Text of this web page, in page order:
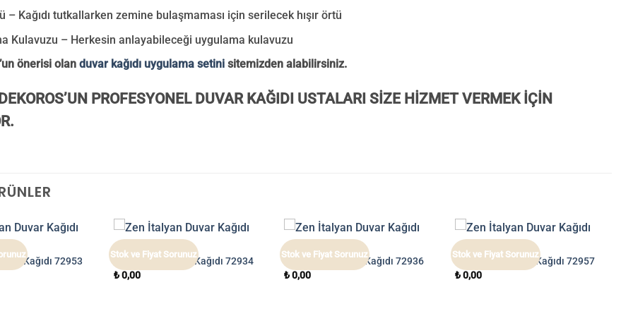
– Kağıdı tutkallarken zemine bulaşmaması için serilecek hışır örtü
Kulavuzu – Herkesin anlayabileceği uygulama kulavuzu
önerisi olan duvar kağıdı uygulama setinisitemizden alabilirsiniz.
PROFESYONEL DUVAR KAĞIDI USTALARI SİZE HİZMET VERMEK İÇİN
Kağıdı 72953
Stok ve Fiyat Sorunuz
ZEN
Zen İtalyan Duvar Kağıdı 72934
₺0,00
Stok ve Fiyat Sorunuz
ZEN
Zen İtalyan Duvar Kağıdı 72936
₺0,00
Stok ve Fiyat Sorunuz
ZEN
Zen İtalyan Duvar Kağıdı 72957
₺0,00